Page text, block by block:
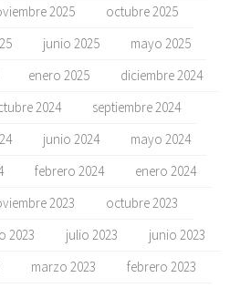
2025
octubre 2025
junio 2025
mayo 2025
enero 2025
diciembre 2024
2024
septiembre 2024
junio 2024
mayo 2024
febrero 2024
enero 2024
2023
octubre 2023
2023 julio 2023
junio 2023
marzo 2023
febrero 2023